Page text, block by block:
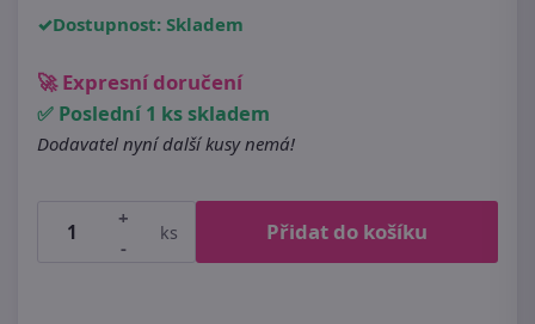
Dostupnost: Skladem
🚀 Expresní doručení
✅ Poslední 1 ks skladem
Dodavatel nyní další kusy nemá!
+
-
ks Přidat do košíku